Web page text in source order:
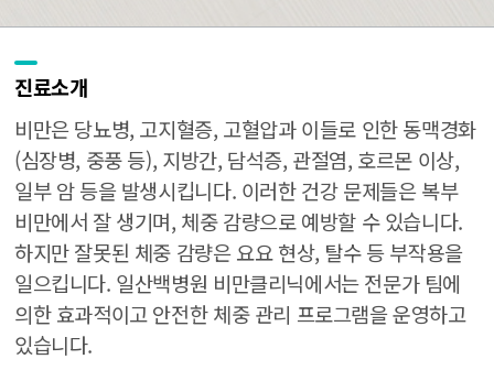
진료소개
비만은 당뇨병, 고지혈증, 고혈압과 이들로 인한 동맥경화
(심장병, 중풍 등), 지방간, 담석증, 관절염, 호르몬 이상,
일부 암 등을 발생시킵니다. 이러한 건강 문제들은 복부
비만에서 잘 생기며, 체중 감량으로 예방할 수 있습니다.
하지만 잘못된 체중 감량은 요요 현상, 탈수 등 부작용을
일으킵니다. 일산백병원 비만클리닉에서는 전문가 팀에
의한 효과적이고 안전한 체중 관리 프로그램을 운영하고
있습니다.